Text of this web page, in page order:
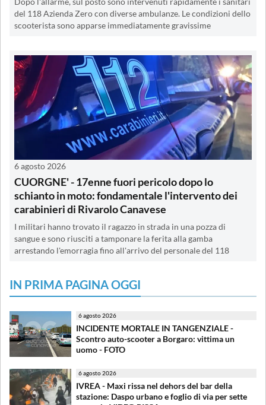
del 118 Azienda Zero con diverse ambulanze. Le condizioni dello
scooterista sono apparse immediatamente gravissime
6 agosto 2026
CUORGNE' - 17enne fuori pericolo dopo lo
schianto in moto: fondamentale l'intervento dei
carabinieri di Rivarolo Canavese
I militari hanno trovato il ragazzo in strada in una pozza di
sangue e sono riusciti a tamponare la ferita alla gamba
arrestando l'emorragia fino all'arrivo del personale del 118
IN PRIMA PAGINA OGGI
6 agosto 2026
INCIDENTE MORTALE IN TANGENZIALE -
Scontro auto-scooter a Borgaro: vittima un
uomo - FOTO
6 agosto 2026
IVREA - Maxi rissa nel dehors del bar della
stazione: Daspo urbano e foglio di via per sette